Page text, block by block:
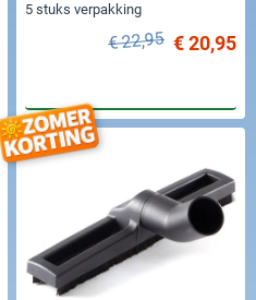
5 stuks verpakking
€ 20,95
€ 22,95